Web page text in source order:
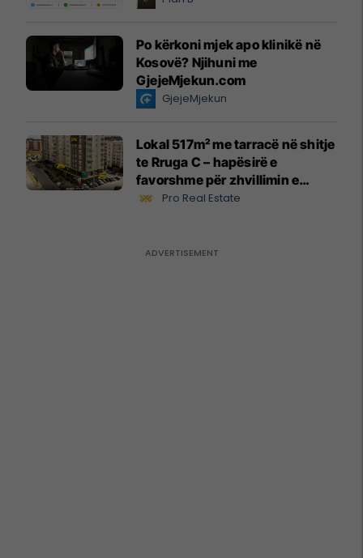
Po kërkoni mjek apo klinikë në
Kosovë? Njihuni me
GjejeMjekun.com
GjejeMjekun
Lokal 517m² me tarracë në shitje
te Rruga C – hapësirë e
favorshme për zhvillimin e
biznesit #15796
Pro Real Estate